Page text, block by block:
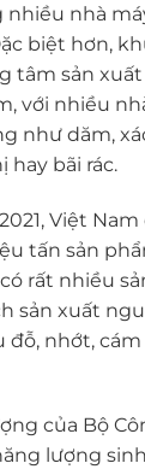
nhiều nhà
biệt hơn,
tâm sản
với nhiều
như dăm,
hay bãi rác.
Việt
tấn sản
rất nhiều
sản xuất
đỗ, nhớt, cám
của Bộ
lượng